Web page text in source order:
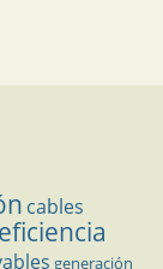
cables
eficiencia
generación